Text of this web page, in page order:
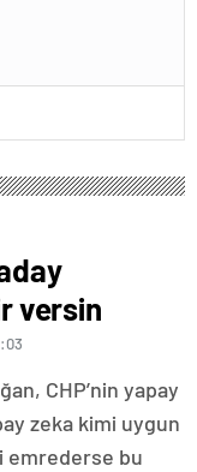
versin
CHP’nin yapay
zeka kimi uygun
emrederse bu